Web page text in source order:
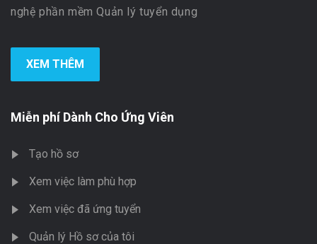
nghệ phần mềm Quản lý tuyển dụng
XEM THÊM
Miễn phí Dành Cho Ứng Viên
Tạo hồ sơ
Xem việc làm phù hợp
Xem việc đã ứng tuyển
Quản lý Hồ sơ của tôi